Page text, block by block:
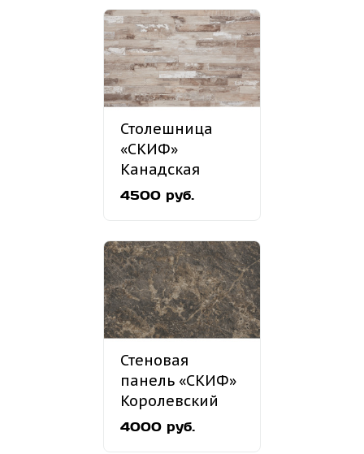
Столешница
«СКИФ»
Канадская
хижина №39
4500 руб.
Стеновая
панель «СКИФ»
Королевский
опал №183
4000 руб.